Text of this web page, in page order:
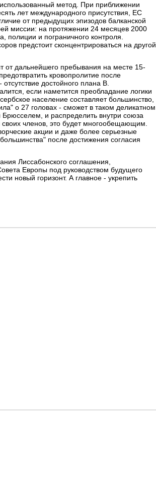
использованный метод. При приближении
лет международного присутствия, ЕС
от предыдущих эпизодов балканской
миссии: на протяжении 24 месяцев 2000
полиции и пограничного контроля.
предстоит сконцентрироваться на другой
от дальнейшего пребывания на месте 15-
кровопролитие после
достойного плана В.
если наметится преобладание логики
население составляет большинство,
о 27 головах - сможет в таком деликатном
и распределить внутри союза
членов, это будет многообещающим.
акции и даже более серьезные
после достижения согласия
Лиссабонского соглашения,
Европы под руководством будущего
новый горизонт. А главное - укрепить